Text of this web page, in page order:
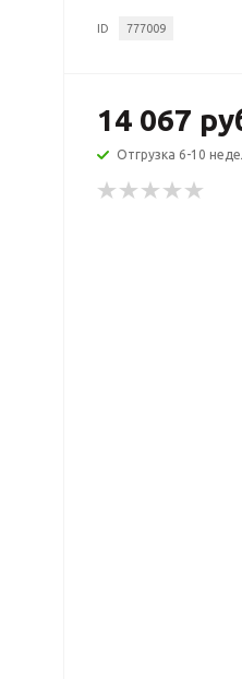
ID 777009
14 067
Отгрузка 6-10